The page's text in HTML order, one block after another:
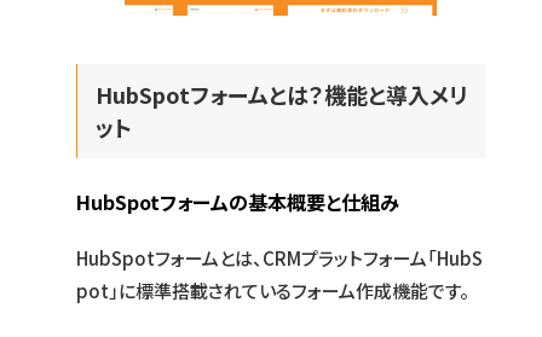
HubSpotフォームとは？機能と導入メリ
ット
HubSpotフォームの基本概要と仕組み
HubSpotフォームとは、CRMプラットフォーム「HubS
pot」に標準搭載されているフォーム作成機能です。